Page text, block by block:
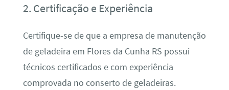
2. Certificação e Experiência
Certifique-se de que a empresa de manutenção
de geladeira em Flores da Cunha RS possui
técnicos certificados e com experiência
comprovada no conserto de geladeiras.